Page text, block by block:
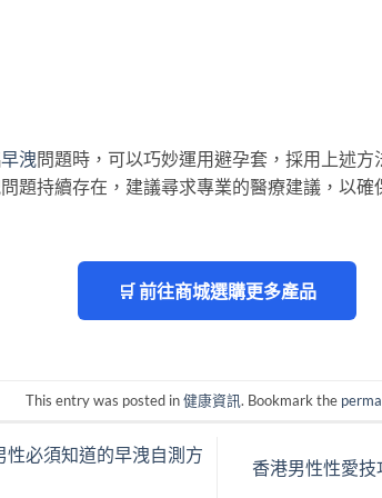
早洩問題時，可以巧妙運用避孕套，採用上述
題持續存在，建議尋求專業的醫療建議，以
🛒 前往商城選購更多產品
This entry was posted in健康資訊. Bookmark the
性必須知道的早洩自測方
香港男性性愛